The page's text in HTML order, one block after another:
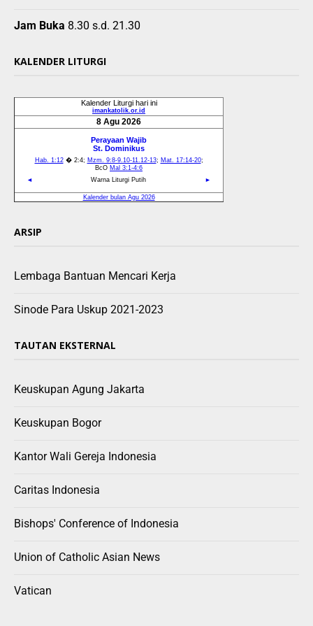
Jam Buka 8.30 s.d. 21.30
KALENDER LITURGI
ARSIP
Lembaga Bantuan Mencari Kerja
Sinode Para Uskup 2021-2023
TAUTAN EKSTERNAL
Keuskupan Agung Jakarta
Keuskupan Bogor
Kantor Wali Gereja Indonesia
Caritas Indonesia
Bishops' Conference of Indonesia
Union of Catholic Asian News
Vatican